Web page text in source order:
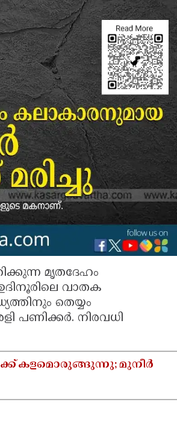
മൃതദേഹം
വാതക
തെയ്യം
പണിക്കർ. നിരവധി
കളമൊരുങ്ങുന്നു; മുനീർ